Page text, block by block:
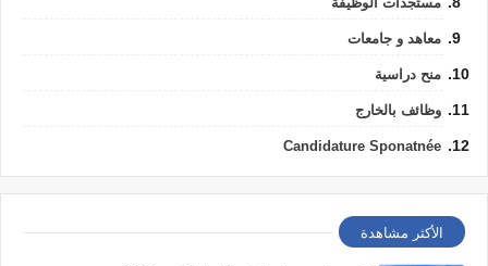
معاهد و جامعات
منح دراسية
وظائف بالخارج
Candidature Sponatnée
الأكثر مشاهدة